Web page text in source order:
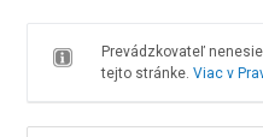
Prevádzkovateľ
tejto stránke. Viac v